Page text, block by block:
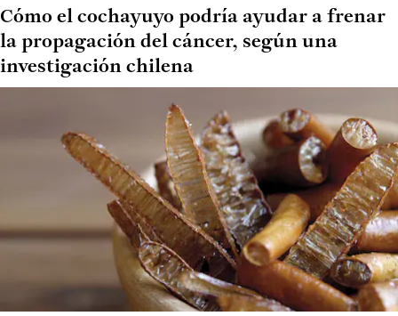
Cómo el cochayuyo podría ayudar a frenar
la propagación del cáncer, según una
investigación chilena